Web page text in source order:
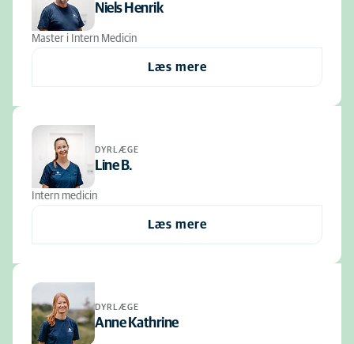
Niels Henrik
Master i Intern Medicin
Læs mere
DYRLÆGE
Line B.
Intern medicin
Læs mere
DYRLÆGE
Anne Kathrine